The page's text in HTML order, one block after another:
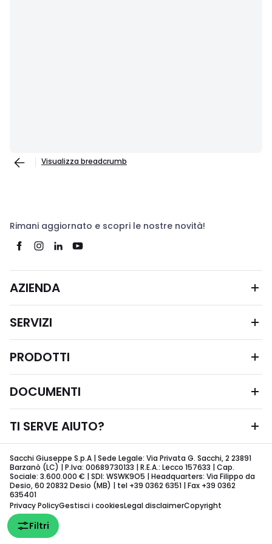
Filtri
Visualizza breadcrumb
Rimani aggiornato e scopri le nostre novità!
AZIENDA
SERVIZI
PRODOTTI
DOCUMENTI
TI SERVE AIUTO?
Sacchi Giuseppe S.p.A | Sede Legale: Via Privata G. Sacchi, 2 23891
Barzanò (LC) | P.Iva: 00689730133 | R.E.A.: Lecco 157633 | Cap.
Sociale: 3.600.000 € | SDI: WSWK9O5 | Headquarters: Via Filippo da
Desio, 60 20832 Desio (MB) | tel +39 0362 6351 | Fax +39 0362
635401
Privacy PolicyGestisci i cookiesLegal disclaimerCopyright